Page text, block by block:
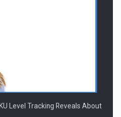
Level Tracking Reveals About